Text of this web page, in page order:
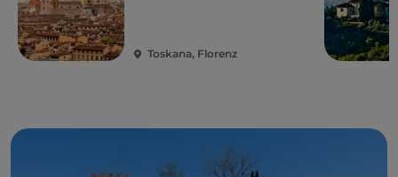
Toskana, Florenz